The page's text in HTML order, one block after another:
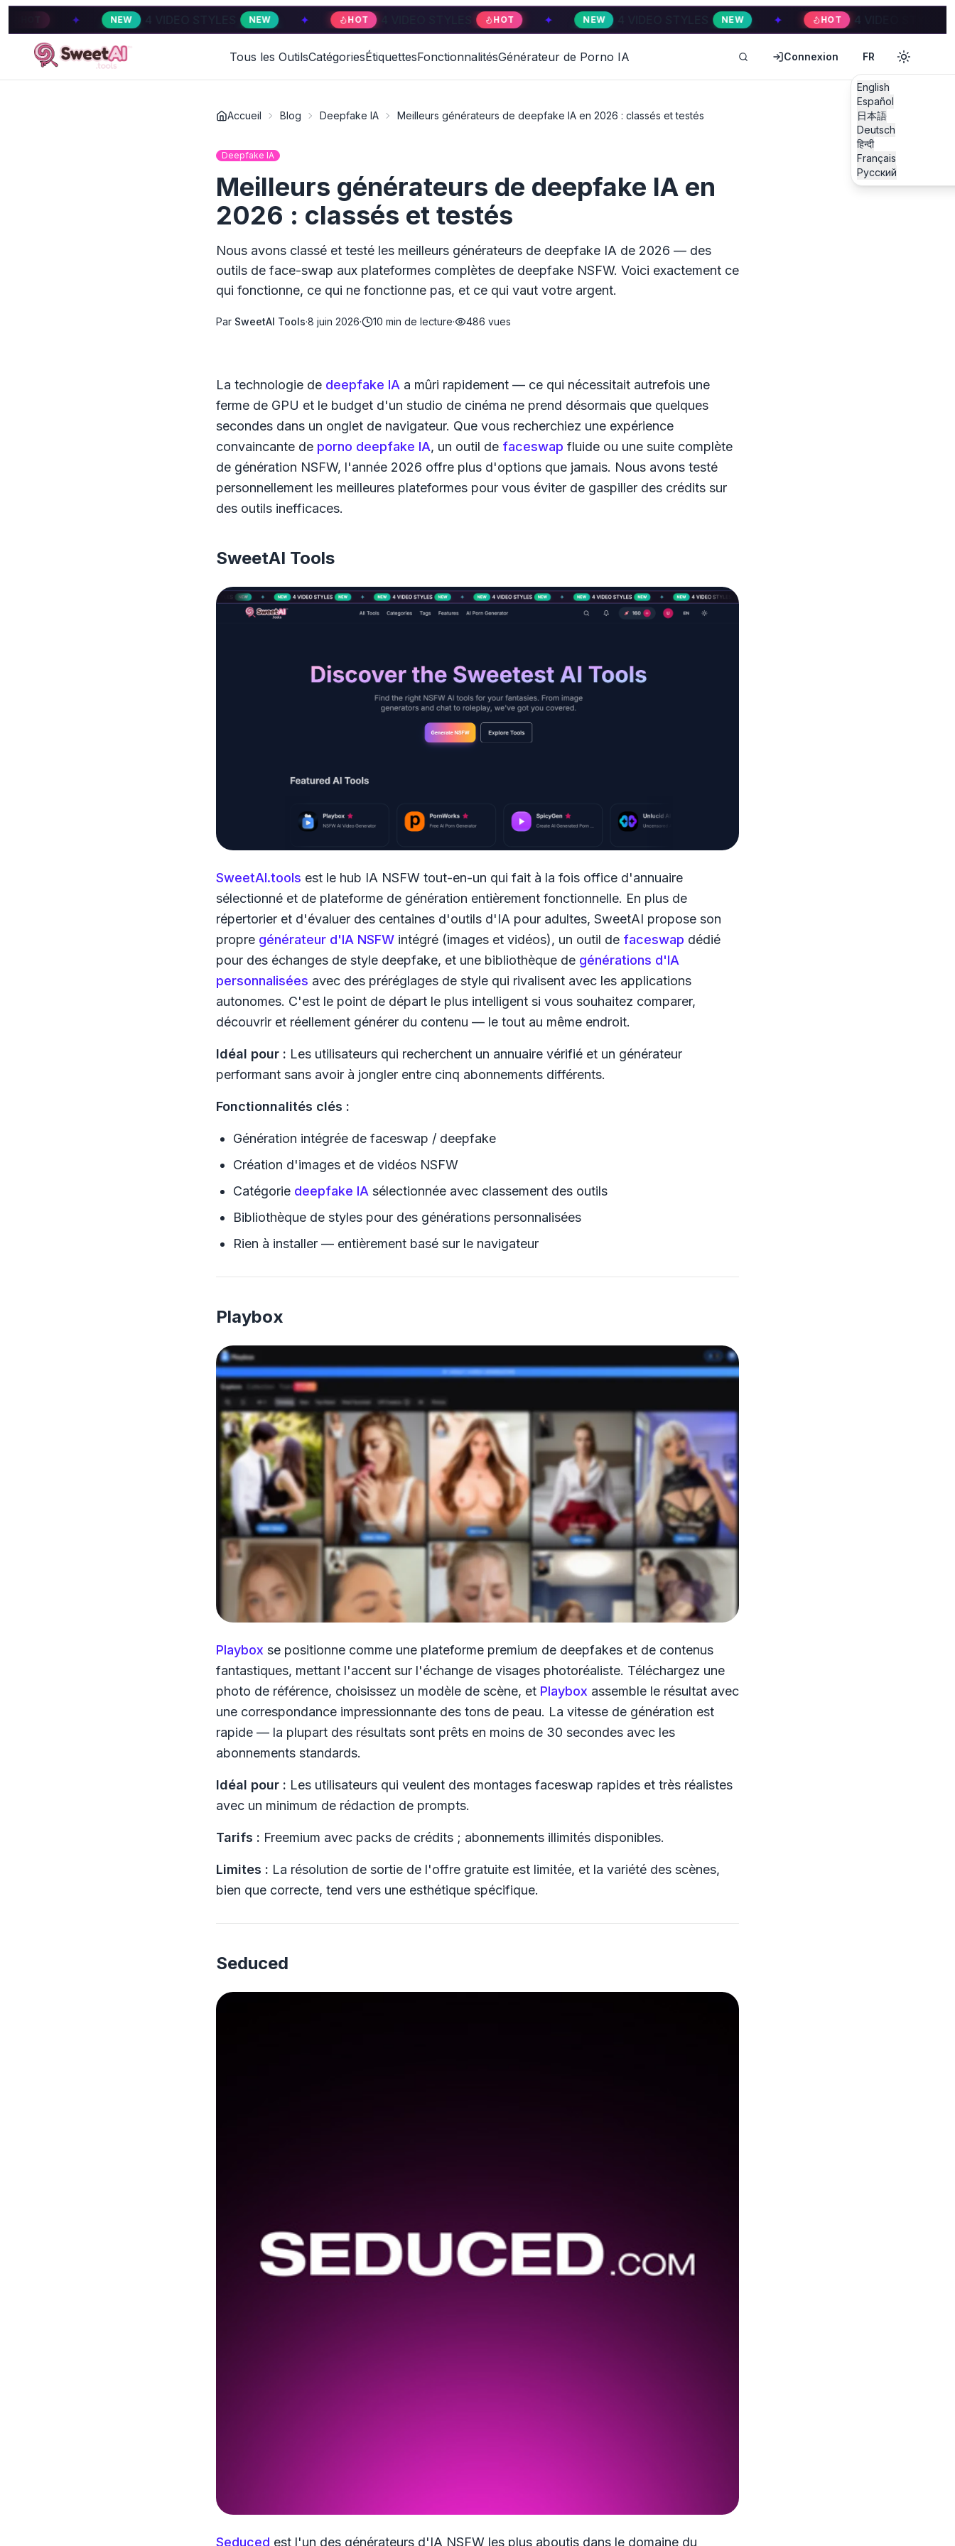
4 VIDEO STYLES HOT 4 VIDEO STYLES NEW 4 VIDEO STYLES HOT 4 VIDEO STYLES
Tous les OutilsCatégoriesÉtiquettesFonctionnalitésGénérateur de Porno IA Connexion FR
English
Español
日本語
Deutsch
हिन्दी
Français
Русский
Accueil Blog Deepfake IA Meilleurs générateurs de deepfake IA en 2026 : classés et testés
Deepfake IA
Meilleurs générateurs de deepfake IA en
2026 : classés et testés
Nous avons classé et testé les meilleurs générateurs de deepfake IA de 2026 — des
outils de face-swap aux plateformes complètes de deepfake NSFW. Voici exactement ce
qui fonctionne, ce qui ne fonctionne pas, et ce qui vaut votre argent.
Par SweetAI Tools·8 juin 2026· 10 min de lecture· 486 vues
La technologie de deepfake IA a mûri rapidement — ce qui nécessitait autrefois une
ferme de GPU et le budget d'un studio de cinéma ne prend désormais que quelques
secondes dans un onglet de navigateur. Que vous recherchiez une expérience
convaincante de porno deepfake IA, un outil de faceswap fluide ou une suite complète
de génération NSFW, l'année 2026 offre plus d'options que jamais. Nous avons testé
personnellement les meilleures plateformes pour vous éviter de gaspiller des crédits sur
des outils inefficaces.
SweetAI Tools
SweetAI.tools est le hub IA NSFW tout-en-un qui fait à la fois office d'annuaire
sélectionné et de plateforme de génération entièrement fonctionnelle. En plus de
répertorier et d'évaluer des centaines d'outils d'IA pour adultes, SweetAI propose son
propre générateur d'IA NSFW intégré (images et vidéos), un outil de faceswap dédié
pour des échanges de style deepfake, et une bibliothèque de générations d'IA
personnalisées avec des préréglages de style qui rivalisent avec les applications
autonomes. C'est le point de départ le plus intelligent si vous souhaitez comparer,
découvrir et réellement générer du contenu — le tout au même endroit.
Idéal pour : Les utilisateurs qui recherchent un annuaire vérifié et un générateur
performant sans avoir à jongler entre cinq abonnements différents.
Fonctionnalités clés :
Génération intégrée de faceswap / deepfake
Création d'images et de vidéos NSFW
Catégorie deepfake IA sélectionnée avec classement des outils
Bibliothèque de styles pour des générations personnalisées
Rien à installer — entièrement basé sur le navigateur
Playbox
Playbox se positionne comme une plateforme premium de deepfakes et de contenus
fantastiques, mettant l'accent sur l'échange de visages photoréaliste. Téléchargez une
photo de référence, choisissez un modèle de scène, et Playbox assemble le résultat avec
une correspondance impressionnante des tons de peau. La vitesse de génération est
rapide — la plupart des résultats sont prêts en moins de 30 secondes avec les
abonnements standards.
Idéal pour : Les utilisateurs qui veulent des montages faceswap rapides et très réalistes
avec un minimum de rédaction de prompts.
Tarifs : Freemium avec packs de crédits ; abonnements illimités disponibles.
Limites : La résolution de sortie de l'offre gratuite est limitée, et la variété des scènes,
bien que correcte, tend vers une esthétique spécifique.
Seduced
Seduced est l'un des générateurs d'IA NSFW les plus aboutis dans le domaine du